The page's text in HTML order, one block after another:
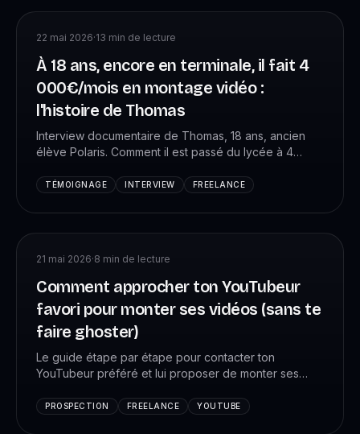
22 mai 2026·13 min de lecture
À 18 ans, encore en terminale, il fait 4
000€/mois en montage vidéo :
l'histoire de Thomas
Interview documentaire de Thomas, 18 ans, ancien
élève Polaris. Comment il est passé du lycée à 4
44 jours au Japon en remote. Sans diplôme
TÉMOIGNAGE INTERVIEW FREELANCE
21 mai 2026·8 min de lecture
Comment approcher ton YouTubeur
favori pour monter ses vidéos (sans te
faire ghoster)
Le guide étape par étape pour contacter ton
YouTubeur préféré et lui proposer de monter ses
éviter.
PROSPECTION FREELANCE YOUTUBE